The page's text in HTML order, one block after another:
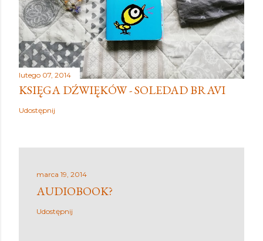
lutego 07, 2014
KSIĘGA DŹWIĘKÓW - SOLEDAD BRAVI
Udostępnij
marca 19, 2014
AUDIOBOOK?
Udostępnij